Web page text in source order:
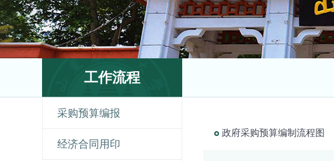
工作流程
政府采购预算编制流程图
采购预算编报
经济合同用印